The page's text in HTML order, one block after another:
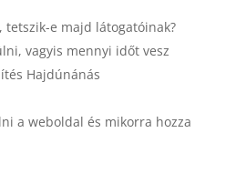
tetszik-e majd látogatóinak?
vagyis mennyi időt vesz
Hajdúnánás
a weboldal és mikorra hozza